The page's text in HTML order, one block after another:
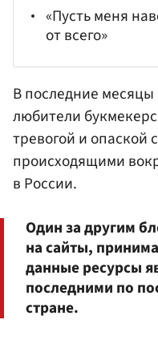
«Пусть меня
от всего»
В последние
любители
тревогой и опаской
происходящими
в России.
Один за другим
на сайты,
данные ресурсы
последними по
стране.